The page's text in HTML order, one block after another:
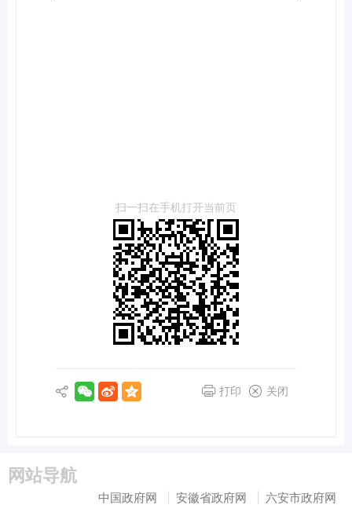
扫一扫在手机打开当前页
打印 关闭
网站导航
中国政府网 安徽省政府网 六安市政府网